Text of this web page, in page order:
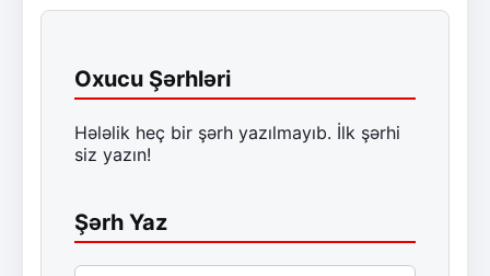
Oxucu Şərhləri
Hələlik heç bir şərh yazılmayıb. İlk şərhi
siz yazın!
Şərh Yaz